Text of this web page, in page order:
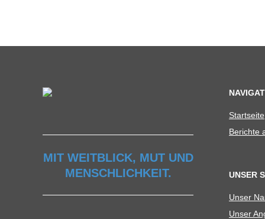
MIT WEITBLICK, MUT UND
MENSCHLICHKEIT.
Start­seite
Berichte
UNSER
Unser
Unser